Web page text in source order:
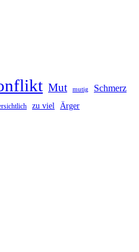
Mut mutig Schmerz
zu viel Ärger